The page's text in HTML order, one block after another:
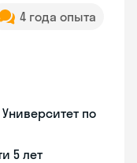
4 года опыта
по
5 лет